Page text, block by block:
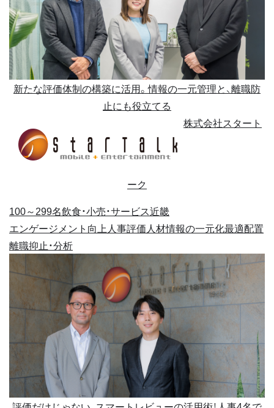
新たな評価体制の構築に活用。情報の一元管理と、離職防
止にも役立てる
株式会社スタート
ーク
100～299名飲食・小売・サービス近畿
エンゲージメント向上人事評価人材情報の一元化最適配置
離職抑止・分析